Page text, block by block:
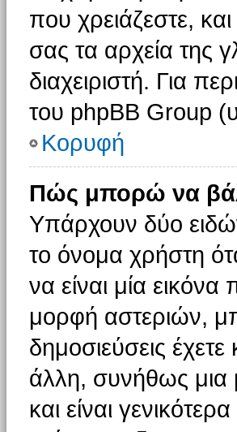
που χρειάζεστε,
σας τα αρχεία της
διαχειριστή. Για
του phpBB Group
Κορυφή
Πώς μπορώ να
Υπάρχουν δύο
το όνομα χρήστη
να είναι μία
μορφή αστεριών,
δημοσιεύσεις
άλλη, συνήθως μια
και είναι